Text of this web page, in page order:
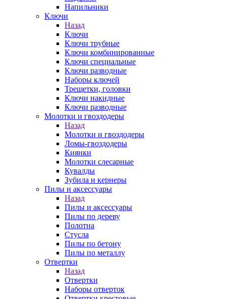
Напильники
Ключи
Назад
Ключи
Ключи трубные
Ключи комбинированные
Ключи специальные
Ключи разводные
Наборы ключей
Трещетки, головки
Ключи накидные
Ключи разводные
Молотки и гвоздодеры
Назад
Молотки и гвоздодеры
Ломы-гвоздодеры
Киянки
Молотки слесарные
Кувалды
Зубила и кернеры
Пилы и аксессуары
Назад
Пилы и аксессуары
Пилы по дереву
Полотна
Стусла
Пилы по бетону
Пилы по металлу
Отвертки
Назад
Отвертки
Наборы отверток